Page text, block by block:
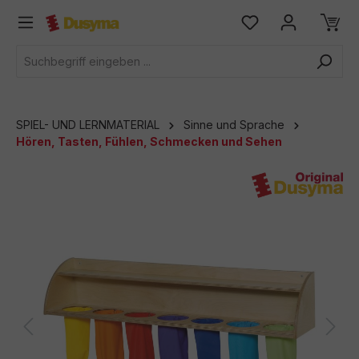
springen
SPIEL- UND LERNMATERIAL
Sinne und Sprache
Hören, Tasten, Fühlen, Schmecken und Sehen